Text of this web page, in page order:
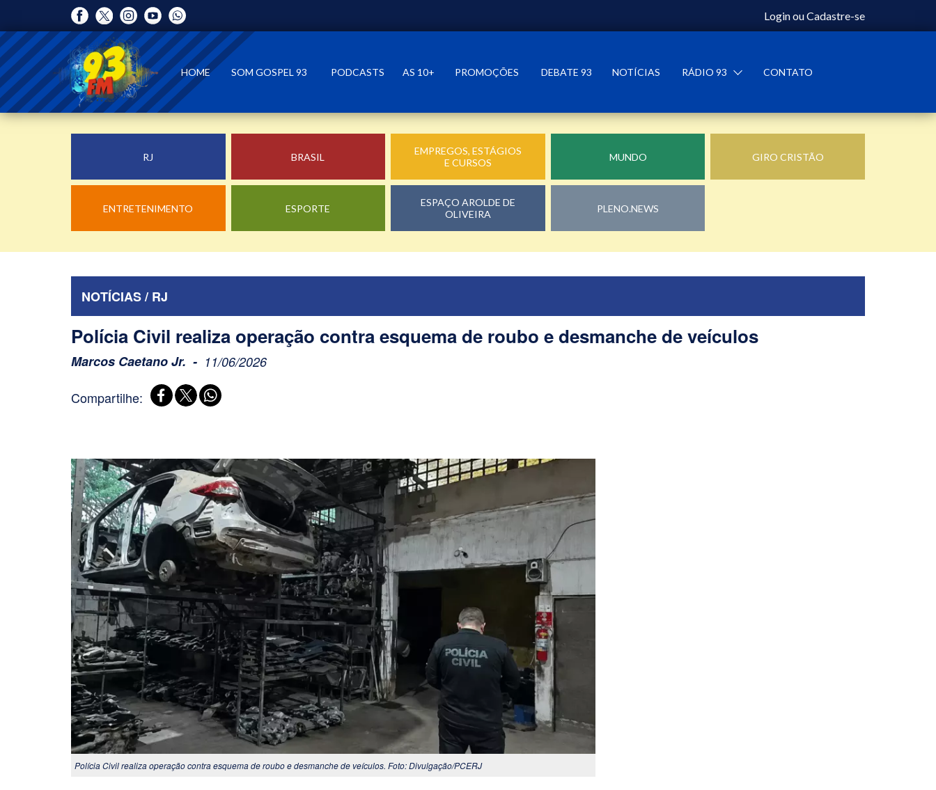
LoginouCadastre-se
HOME SOM GOSPEL 93 PODCASTS AS 10+ PROMOÇÕES DEBATE 93 NOTÍCIAS RÁDIO 93 CONTATO
RJ BRASIL
EMPREGOS, ESTÁGIOS
E CURSOS
MUNDO GIRO CRISTÃO
ENTRETENIMENTO ESPORTE
ESPAÇO AROLDE DE
OLIVEIRA
PLENO.NEWS
NOTÍCIAS / RJ
Polícia Civil realiza operação contra esquema de roubo e desmanche de veículos
Marcos Caetano Jr. 11/06/2026
Compartilhe:
Polícia Civil realiza operação contra esquema de roubo e desmanche de veículos. Foto: Divulgação/PCERJ